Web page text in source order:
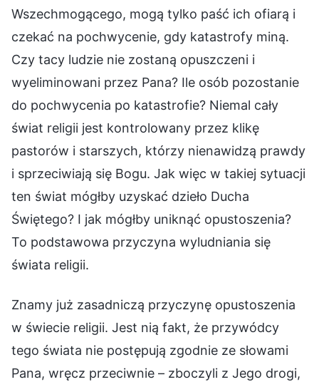
Wszechmogącego, mogą tylko paść ich ofiarą i
czekać na pochwycenie, gdy katastrofy miną.
Czy tacy ludzie nie zostaną opuszczeni i
wyeliminowani przez Pana? Ile osób pozostanie
do pochwycenia po katastrofie? Niemal cały
świat religii jest kontrolowany przez klikę
pastorów i starszych, którzy nienawidzą prawdy
i sprzeciwiają się Bogu. Jak więc w takiej sytuacji
ten świat mógłby uzyskać dzieło Ducha
Świętego? I jak mógłby uniknąć opustoszenia?
To podstawowa przyczyna wyludniania się
świata religii.
Znamy już zasadniczą przyczynę opustoszenia
w świecie religii. Jest nią fakt, że przywódcy
tego świata nie postępują zgodnie ze słowami
Pana, wręcz przeciwnie – zboczyli z Jego drogi,